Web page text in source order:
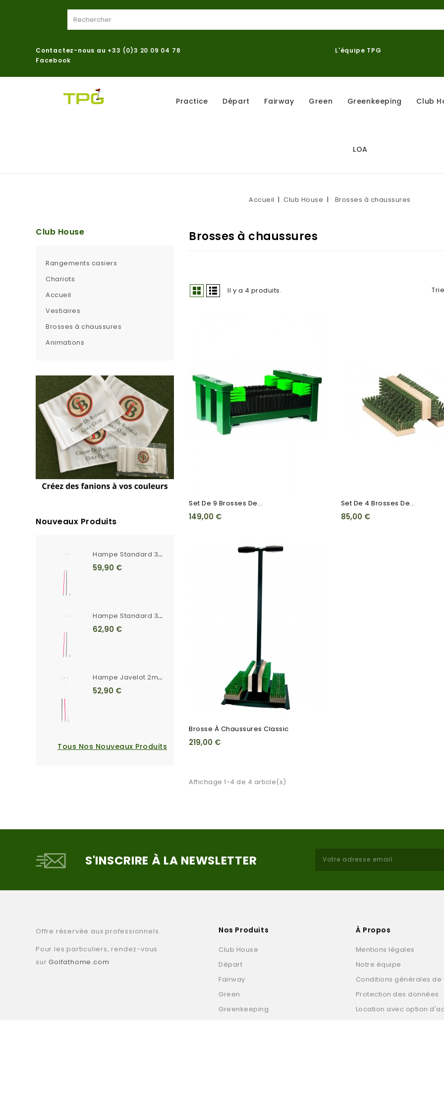
Contactez-nous au +33 (0)3 20 09 04 78
L'équipe TPG
Facebook
Practice Départ Fairway Green Greenkeeping Club
LOA
Accueil Club House Brosses à chaussures
Club House
Rangements casiers
Chariots
Accueil
Vestiaires
Brosses à chaussures
Animations
Nouveaux Produits
H
Ampe Standard 3m Unie Blanche Ferrule Crantée
59,90 €
H
Ampe Standard 3m Rayée Ferrule Crantée
62,90 €
H
Ampe Javelot 2m20 Unie Blanche Ferrule Crantée
52,90 €
Tous Nos Nouveaux Produits
Brosses à chaussures
Il y a 4 produits.
Set De 9 Brosses De...
149,00 €
Set De 4 Brosses De...
85,00 €
Brosse À Chaussures Classic
219,00 €
Affichage 1-4 de 4 article(s)
S'INSCRIRE À LA NEWSLETTER
Offre réservée aux professionnels.
Pour les particuliers, rendez-vous
surGolfathome.com
Nos Produits
Club House
Départ
Fairway
Green
Greenkeeping
À Propos
Mentions légales
Notre équipe
Conditions générales de
Protection des données
Location avec option